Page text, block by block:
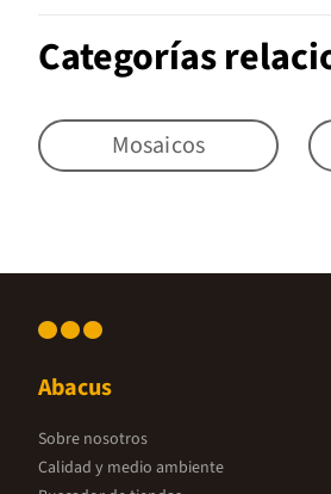
Categorías
Mosaicos
Abacus
Sobre nosotros
Calidad y medio ambiente